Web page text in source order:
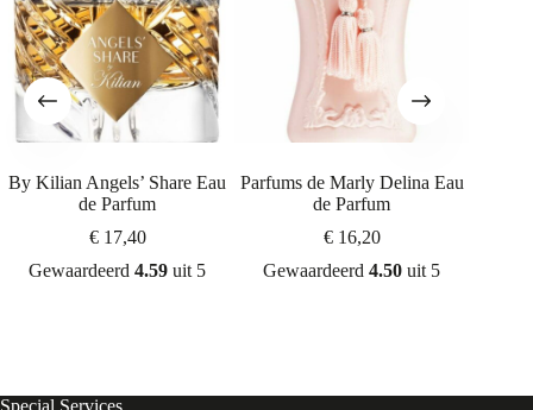
By Kilian Angels’ Share Eau
de Parfum
€17,40
Gewaardeerd4.59 uit 5
Parfums de Marly Delina Eau
de Parfum
€16,20
Gewaardeerd4.50 uit 5
Special Services